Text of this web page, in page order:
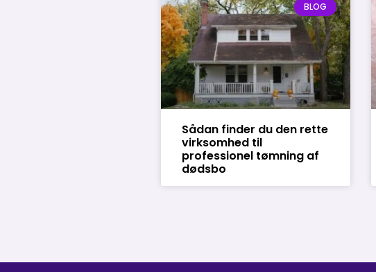
BLOG
Sådan finder du den rette
virksomhed til
professionel tømning af
dødsbo